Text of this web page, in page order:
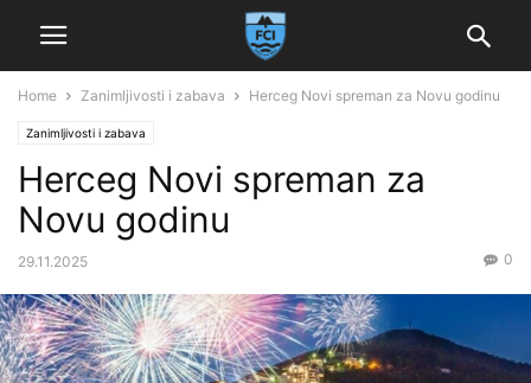
Home Zanimljivosti i zabava Herceg Novi spreman za Novu godinu
Zanimljivosti i zabava
Herceg Novi spreman za
Novu godinu
29.11.2025 0